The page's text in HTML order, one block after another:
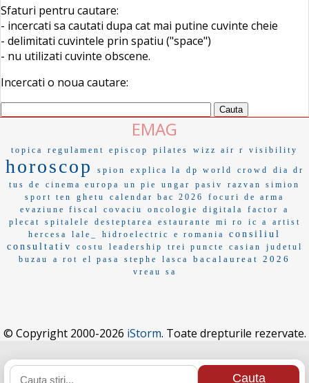
Sfaturi pentru cautare:
- incercati sa cautati dupa cat mai putine cuvinte cheie
- delimitati cuvintele prin spatiu ("space")
- nu utilizati cuvinte obscene.
Incercati o noua cautare:
EMAG
topica regulament episcop pilates wizz air r visibility
horoscop spion explica la dp world crowd
dia dr
tus de
cinema europa un pie ungar pasiv
razvan simion
sport ten
ghetu calendar bac 2026
focuri de arma
evaziune fiscal
covaciu oncologie digitala factor
a
plecat
spitalele desteptarea estaurante mi ro ic a
artist
hercesa
lale_ hidroelectric e romania
consiliul
consultativ
costu leadership trei puncte casian
judetul
buzau
a rot el pasa stephe lasca bacalaureat 2026
vreau sa
© Copyright 2000-2026 iStorm. Toate drepturile rezervate.